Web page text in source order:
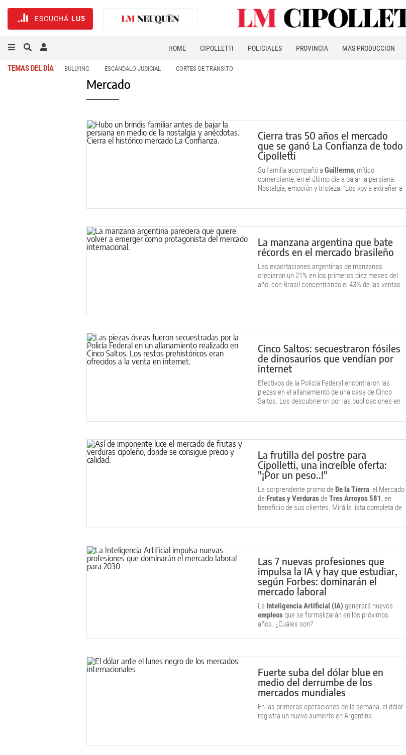
ESCUCHÁ LU5
HOME CIPOLLETTI POLICIALES PROVINCIA MÁS PRODUCCIÓN
TEMAS DEL DÍA BULLYING ESCÁNDALO JUDICIAL CORTES DE TRÁNSITO
Mercado
Cierra tras 50 años el mercado
que se ganó La Confianza de todo
Cipolletti
Su familia acompañó a Guillermo, mítico
comerciante, en el último día a bajar la persiana.
Nostalgia, emoción y tristeza: “Los voy a extrañar a
La manzana argentina que bate
récords en el mercado brasileño
Las exportaciones argentinas de manzanas
crecieron un 21% en los primeros diez meses del
año, con Brasil concentrando el 43% de las ventas
Cinco Saltos: secuestraron fósiles
de dinosaurios que vendían por
internet
Efectivos de la Policía Federal encontraron las
piezas en el allanamiento de una casa de Cinco
Saltos. Los descubrieron por las publicaciones en
La frutilla del postre para
Cipolletti, una increíble oferta:
"¡Por un peso..!"
La sorprendente promo de De la Tierra, el Mercado
de Frutas y VerdurasdeTres Arroyos 581, en
beneficio de sus clientes. Mirá la lista completa de
Las 7 nuevas profesiones que
impulsa la IA y hay que estudiar,
según Forbes: dominarán el
mercado laboral
La Inteligencia Artificial (IA) generará nuevos
empleosque se formalizarán en los próximos
años. ¿Cuáles son?
Fuerte suba del dólar blue en
medio del derrumbe de los
mercados mundiales
En las primeras operaciones de la semana, el dólar
registra un nuevo aumento en Argentina.